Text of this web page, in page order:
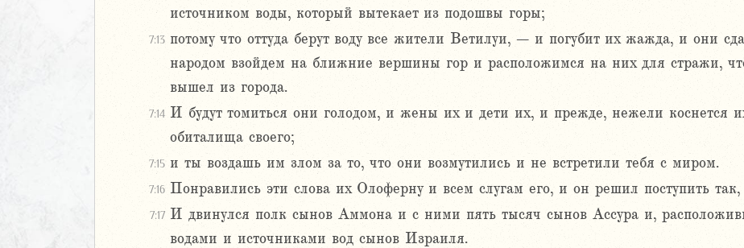
источником воды, который вытекает из подошвы горы;
7:13 потому что оттуда берут воду все жители Ветилуи, – и погубит их жажда, и они
народом взойдем на ближние вершины гор и расположимся на них для стражи,
вышел из города.
7:14 И будут томиться они голодом, и жены их и дети их, и прежде, нежели коснется
обиталища своего;
7:15 и ты воздашь им злом за то, что они возмутились и не встретили тебя с миром.
7:16 Понравились эти слова их Олоферну и всем слугам его, и он решил поступить
7:17 И двинулся полк сынов Аммона и с ними пять тысяч сынов Ассура и,
водами и источниками вод сынов Израиля.